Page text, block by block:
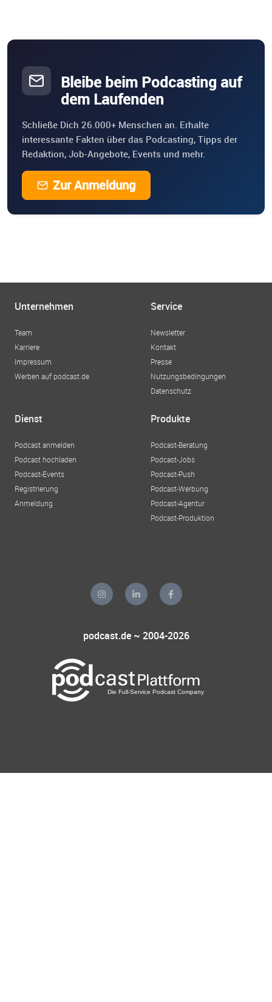
Bleibe beim Podcasting auf
dem Laufenden
Schließe Dich 26.000+ Menschen an. Erhalte
interessante Fakten über das Podcasting, Tipps der
Redaktion, Job-Angebote, Events und mehr.
Zur Anmeldung
Unternehmen
Team
Karriere
Impressum
Werben auf podcast.de
Service
Newsletter
Kontakt
Presse
Nutzungsbedingungen
Datenschutz
Dienst
Podcast anmelden
Podcast hochladen
Podcast-Events
Registrierung
Anmeldung
Produkte
Podcast-Beratung
Podcast-Jobs
Podcast-Push
Podcast-Werbung
Podcast-Agentur
Podcast-Produktion
podcast.de ~ 2004-2026